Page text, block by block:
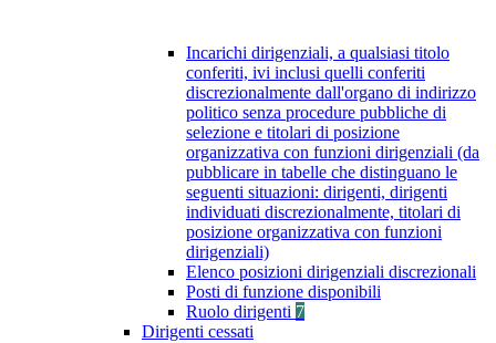
Incarichi dirigenziali, a qualsiasi titolo
conferiti, ivi inclusi quelli conferiti
discrezionalmente dall'organo di indirizzo
politico senza procedure pubbliche di
selezione e titolari di posizione
organizzativa con funzioni dirigenziali (da
pubblicare in tabelle che distinguano le
seguenti situazioni: dirigenti, dirigenti
individuati discrezionalmente, titolari di
posizione organizzativa con funzioni
dirigenziali)
Elenco posizioni dirigenziali discrezionali
Posti di funzione disponibili
Ruolo dirigenti 7
Dirigenti cessati